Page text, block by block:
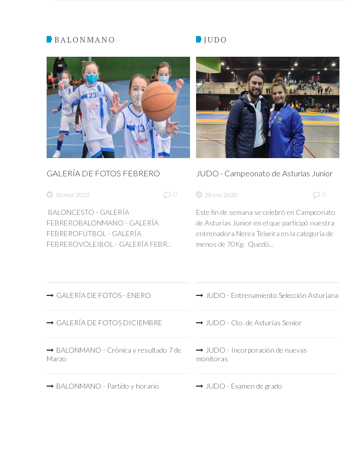
BALONMANO
GALERÍA DE FOTOS FEBRERO
10 mar 2022 0
BALONCESTO - GALERÍA
FEBREROBALONMANO - GALERÍA
FEBREROFÚTBOL - GALERÍA
FEBREROVOLEIBOL - GALERÍA FEBR...
GALERÍA DE FOTOS - ENERO
GALERÍA DE FOTOS DICIEMBRE
BALONMANO - Crónica y resultado 7 de
Marzo
BALONMANO - Partido y horario
JUDO
JUDO - Campeonato de Asturias Junior
20 ene 2020 0
Este fin de semana se celebró en Campeonato
de Asturias Junior en el que participó nuestra
entrenadora Nerea Teixeira en la categoría de
menos de 70Kg. Quedó...
JUDO - Entrenamiento Selección Asturiana
JUDO - Cto. de Asturias Senior
JUDO - Incorporación de nuevas
monitoras
JUDO - Exámen de grado